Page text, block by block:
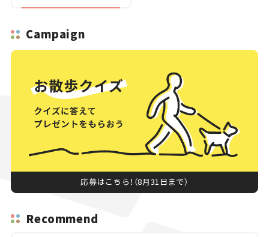
Campaign
応募はこちら！（8月31日まで）
Recommend